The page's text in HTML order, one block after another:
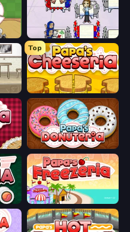
Diner Dash
Top
Papa's Cheeseria
Papa's Donuteria
Papa's Freezeria